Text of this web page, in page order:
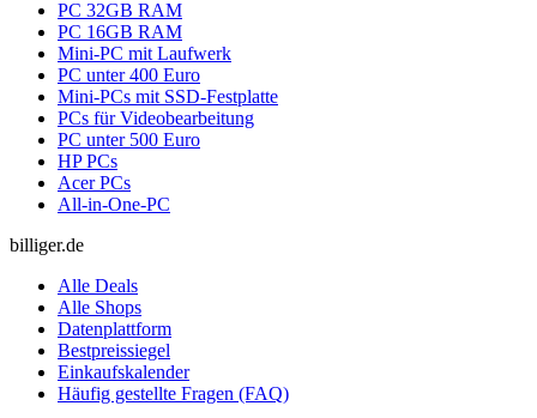
PC 32GB RAM
PC 16GB RAM
Mini-PC mit Laufwerk
PC unter 400 Euro
Mini-PCs mit SSD-Festplatte
PCs für Videobearbeitung
PC unter 500 Euro
HP PCs
Acer PCs
All-in-One-PC
billiger.de
Alle Deals
Alle Shops
Datenplattform
Bestpreissiegel
Einkaufskalender
Häufig gestellte Fragen (FAQ)